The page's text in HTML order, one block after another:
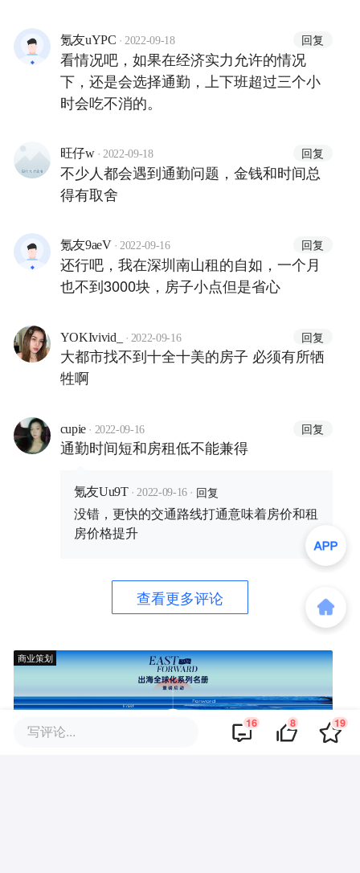
氪友uYPC · 2022-09-18 回复
看情况吧，如果在经济实力允许的情况
下，还是会选择通勤，上下班超过三个小
时会吃不消的。
旺仔w · 2022-09-18 回复
不少人都会遇到通勤问题，金钱和时间总
得有取舍
氪友9aeV · 2022-09-16 回复
还行吧，我在深圳南山租的自如，一个月
也不到3000块，房子小点但是省心
YOKIvivid_ · 2022-09-16 回复
大都市找不到十全十美的房子 必须有所牺
牲啊
cupie · 2022-09-16 回复
通勤时间短和房租低不能兼得
氪友Uu9T · 2022-09-16 · 回复
没错，更快的交通路线打通意味着房价和租
房价格提升
查看更多评论
商业策划
写评论... 16 8 19